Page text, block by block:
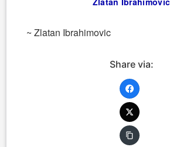
~ Zlatan Ibrahimovic
Share via: